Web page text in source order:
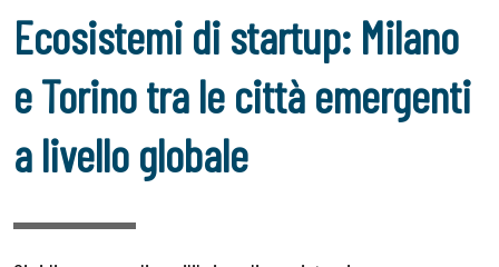
Ecosistemi di startup: Milano
e Torino tra le città emergenti
a livello globale